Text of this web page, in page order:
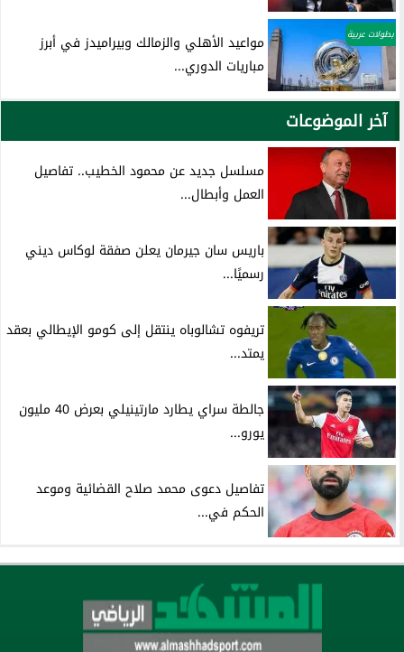
بطولات عربية
مواعيد الأهلي والزمالك وبيراميدز في أبرز
مباريات الدوري...
آخر الموضوعات
مسلسل جديد عن محمود الخطيب.. تفاصيل
العمل وأبطال...
باريس سان جيرمان يعلن صفقة لوكاس ديني
رسميًا...
تريفوه تشالوباه ينتقل إلى كومو الإيطالي بعقد
يمتد...
جالطة سراي يطارد مارتينيلي بعرض 40 مليون
يورو...
تفاصيل دعوى محمد صلاح القضائية وموعد
الحكم في...